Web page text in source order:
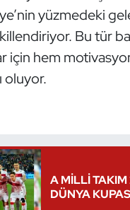
yüzmedeki
Bu tür
için hem
oluyor.
A MİLLİ
DÜNYA